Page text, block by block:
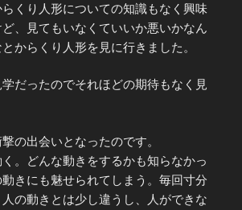
くり人形についての知識もなく興味
、見てもいなくていいか悪いかなん
からくり人形を見に行きました。
だったのでそれほどの期待もなく見
の出会いとなったのです。
。どんな動きをするかも知らなかっ
きにも魅せられてしまう。毎回寸分
の動きとは少し違うし、人ができな